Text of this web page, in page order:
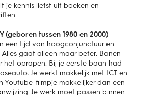
je kennis liefst uit boeken en
(geboren tussen 1980 en 2000)
een tijd van hoogconjunctuur en
gaat alleen maar beter. Banen
het oprapen. Bij je eerste baan had
Je werkt makkelijk met ICT en
Youtube-filmpje makkelijker dan een
Je werk moet passen binnen